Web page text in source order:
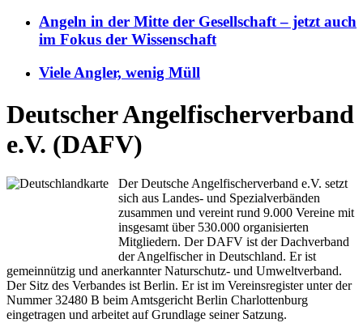
Angeln in der Mitte der Gesellschaft – jetzt auch
im Fokus der Wissenschaft
Viele Angler, wenig Müll
Deutscher Angelfischerverband
e.V. (DAFV)
Der Deutsche Angelfischerverband e.V. setzt
sich aus Landes- und Spezialverbänden
zusammen und vereint rund 9.000 Vereine mit
insgesamt über 530.000 organisierten
Mitgliedern. Der DAFV ist der Dachverband
der Angelfischer in Deutschland. Er ist
gemeinnützig und anerkannter Naturschutz- und Umweltverband.
Der Sitz des Verbandes ist Berlin. Er ist im Vereinsregister unter der
Nummer 32480 B beim Amtsgericht Berlin Charlottenburg
eingetragen und arbeitet auf Grundlage seiner Satzung.